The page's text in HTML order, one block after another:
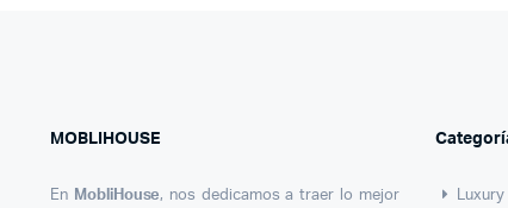
MOBLIHOUSE
En MobliHouse, nos dedicamos a traer lo mejor
Luxury